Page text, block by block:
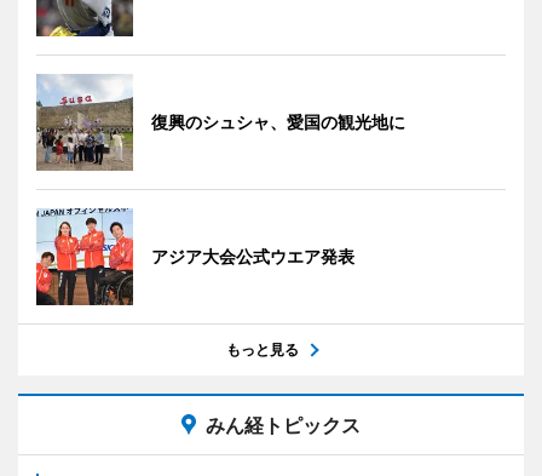
復興のシュシャ、愛国の観光地に
アジア大会公式ウエア発表
もっと見る
みん経トピックス